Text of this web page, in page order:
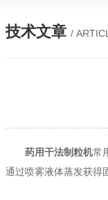
技术文章 /
药用干法制粒机常
通过喷雾液体蒸发获得